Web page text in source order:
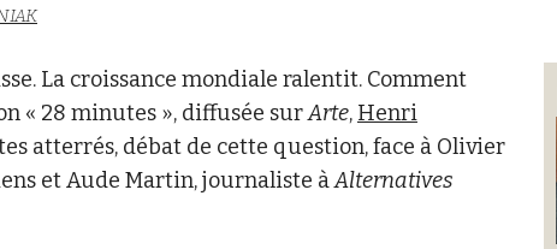
La croissance mondiale ralentit. Comment
« 28 minutes », diffusée surArte, Henri
atterrés, débat de cette question, face à Olivier
et Aude Martin, journaliste àAlternatives